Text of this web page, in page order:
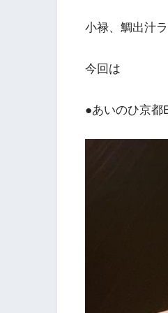
小禄、鯛出汁
今回は
●あいのひ京都